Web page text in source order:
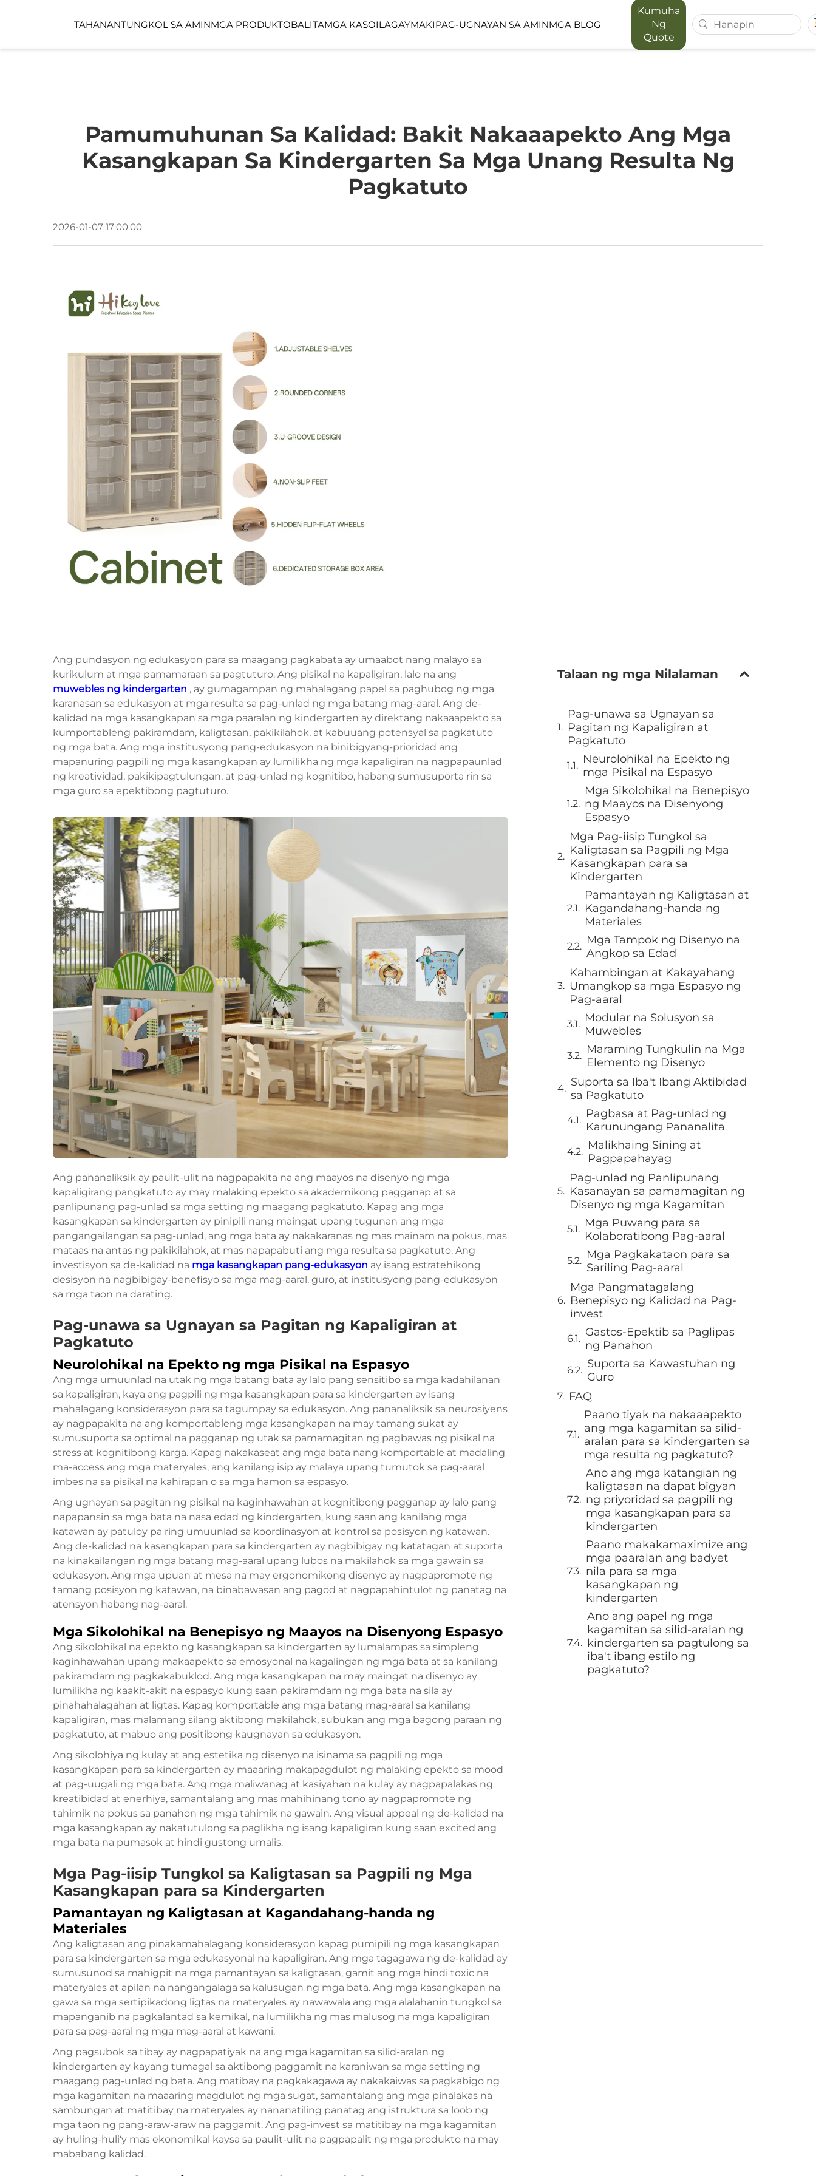
TAHANANTUNGKOL SA AMINMGA PRODUKTO
FUNCTION SPACE
BALITAMGA KASOILAGAYMAKIPAG-UGNAYAN SA AMINMGA BLOG
Kumuha
Ng
Quote
Pamumuhunan Sa Kalidad: Bakit Nakaaapekto Ang Mga
Kasangkapan Sa Kindergarten Sa Mga Unang Resulta Ng
Pagkatuto
2026-01-07 17:00:00
Ang pundasyon ng edukasyon para sa maagang pagkabata ay umaabot nang malayo sa
kurikulum at mga pamamaraan sa pagtuturo. Ang pisikal na kapaligiran, lalo na ang
muwebles ng kindergarten , ay gumagampan ng mahalagang papel sa paghubog ng mga
karanasan sa edukasyon at mga resulta sa pag-unlad ng mga batang mag-aaral. Ang de-
kalidad na mga kasangkapan sa mga paaralan ng kindergarten ay direktang nakaaapekto sa
kumportableng pakiramdam, kaligtasan, pakikilahok, at kabuuang potensyal sa pagkatuto
ng mga bata. Ang mga institusyong pang-edukasyon na binibigyang-prioridad ang
mapanuring pagpili ng mga kasangkapan ay lumilikha ng mga kapaligiran na nagpapaunlad
ng kreatividad, pakikipagtulungan, at pag-unlad ng kognitibo, habang sumusuporta rin sa
mga guro sa epektibong pagtuturo.
Ang pananaliksik ay paulit-ulit na nagpapakita na ang maayos na disenyo ng mga
kapaligirang pangkatuto ay may malaking epekto sa akademikong pagganap at sa
panlipunang pag-unlad sa mga setting ng maagang pagkatuto. Kapag ang mga
kasangkapan sa kindergarten ay pinipili nang maingat upang tugunan ang mga
pangangailangan sa pag-unlad, ang mga bata ay nakakaranas ng mas mainam na pokus, mas
mataas na antas ng pakikilahok, at mas napapabuti ang mga resulta sa pagkatuto. Ang
investisyon sa de-kalidad na mga kasangkapan pang-edukasyon ay isang estratehikong
desisyon na nagbibigay-benefisyo sa mga mag-aaral, guro, at institusyong pang-edukasyon
sa mga taon na darating.
Pag-unawa sa Ugnayan sa Pagitan ng Kapaligiran at
Pagkatuto
Neurolohikal na Epekto ng mga Pisikal na Espasyo
Ang mga umuunlad na utak ng mga batang bata ay lalo pang sensitibo sa mga kadahilanan
sa kapaligiran, kaya ang pagpili ng mga kasangkapan para sa kindergarten ay isang
mahalagang konsiderasyon para sa tagumpay sa edukasyon. Ang pananaliksik sa neurosiyens
ay nagpapakita na ang komportableng mga kasangkapan na may tamang sukat ay
sumusuporta sa optimal na pagganap ng utak sa pamamagitan ng pagbawas ng pisikal na
stress at kognitibong karga. Kapag nakakaseat ang mga bata nang komportable at madaling
ma-access ang mga materyales, ang kanilang isip ay malaya upang tumutok sa pag-aaral
imbes na sa pisikal na kahirapan o sa mga hamon sa espasyo.
Ang ugnayan sa pagitan ng pisikal na kaginhawahan at kognitibong pagganap ay lalo pang
napapansin sa mga bata na nasa edad ng kindergarten, kung saan ang kanilang mga
katawan ay patuloy pa ring umuunlad sa koordinasyon at kontrol sa posisyon ng katawan.
Ang de-kalidad na kasangkapan para sa kindergarten ay nagbibigay ng katatagan at suporta
na kinakailangan ng mga batang mag-aaral upang lubos na makilahok sa mga gawain sa
edukasyon. Ang mga upuan at mesa na may ergonomikong disenyo ay nagpapromote ng
tamang posisyon ng katawan, na binabawasan ang pagod at nagpapahintulot ng panatag na
atensyon habang nag-aaral.
Mga Sikolohikal na Benepisyo ng Maayos na Disenyong Espasyo
Ang sikolohikal na epekto ng kasangkapan sa kindergarten ay lumalampas sa simpleng
kaginhawahan upang makaapekto sa emosyonal na kagalingan ng mga bata at sa kanilang
pakiramdam ng pagkakabuklod. Ang mga kasangkapan na may maingat na disenyo ay
lumilikha ng kaakit-akit na espasyo kung saan pakiramdam ng mga bata na sila ay
pinahahalagahan at ligtas. Kapag komportable ang mga batang mag-aaral sa kanilang
kapaligiran, mas malamang silang aktibong makilahok, subukan ang mga bagong paraan ng
pagkatuto, at mabuo ang positibong kaugnayan sa edukasyon.
Ang sikolohiya ng kulay at ang estetika ng disenyo na isinama sa pagpili ng mga
kasangkapan para sa kindergarten ay maaaring makapagdulot ng malaking epekto sa mood
at pag-uugali ng mga bata. Ang mga maliwanag at kasiyahan na kulay ay nagpapalakas ng
kreatibidad at enerhiya, samantalang ang mas mahihinang tono ay nagpapromote ng
tahimik na pokus sa panahon ng mga tahimik na gawain. Ang visual appeal ng de-kalidad na
mga kasangkapan ay nakatutulong sa paglikha ng isang kapaligiran kung saan excited ang
mga bata na pumasok at hindi gustong umalis.
Mga Pag-iisip Tungkol sa Kaligtasan sa Pagpili ng Mga
Kasangkapan para sa Kindergarten
Pamantayan ng Kaligtasan at Kagandahang-handa ng
Materiales
Ang kaligtasan ang pinakamahalagang konsiderasyon kapag pumipili ng mga kasangkapan
para sa kindergarten sa mga edukasyonal na kapaligiran. Ang mga tagagawa ng de-kalidad ay
sumusunod sa mahigpit na mga pamantayan sa kaligtasan, gamit ang mga hindi toxic na
materyales at apilan na nangangalaga sa kalusugan ng mga bata. Ang mga kasangkapan na
gawa sa mga sertipikadong ligtas na materyales ay nawawala ang mga alalahanin tungkol sa
mapanganib na pagkalantad sa kemikal, na lumilikha ng mas malusog na mga kapaligiran
para sa pag-aaral ng mga mag-aaral at kawani.
Ang pagsubok sa tibay ay nagpapatiyak na ang mga kagamitan sa silid-aralan ng
kindergarten ay kayang tumagal sa aktibong paggamit na karaniwan sa mga setting ng
maagang pag-unlad ng bata. Ang matibay na pagkakagawa ay nakakaiwas sa pagkabigo ng
mga kagamitan na maaaring magdulot ng mga sugat, samantalang ang mga pinalakas na
sambungan at matitibay na materyales ay nananatiling panatag ang istruktura sa loob ng
mga taon ng pang-araw-araw na paggamit. Ang pag-invest sa matitibay na mga kagamitan
ay huling-huli'y mas ekonomikal kaysa sa paulit-ulit na pagpapalit ng mga produkto na may
mababang kalidad.
Talaan ng mga Nilalaman
Pag-unawa sa Ugnayan sa
Pagitan ng Kapaligiran at
Pagkatuto
Neurolohikal na Epekto ng
mga Pisikal na Espasyo
Mga Sikolohikal na Benepisyo
ng Maayos na Disenyong
Espasyo
Mga Pag-iisip Tungkol sa
Kaligtasan sa Pagpili ng Mga
Kasangkapan para sa
Kindergarten
Pamantayan ng Kaligtasan at
Kagandahang-handa ng
Materiales
Mga Tampok ng Disenyo na
Angkop sa Edad
Kahambingan at Kakayahang
Umangkop sa mga Espasyo ng
Pag-aaral
Modular na Solusyon sa
Muwebles
Maraming Tungkulin na Mga
Elemento ng Disenyo
Suporta sa Iba't Ibang Aktibidad
sa Pagkatuto
Pagbasa at Pag-unlad ng
Karunungang Pananalita
Malikhaing Sining at
Pagpapahayag
Pag-unlad ng Panlipunang
Kasanayan sa pamamagitan ng
Disenyo ng mga Kagamitan
Mga Puwang para sa
Kolaboratibong Pag-aaral
Mga Pagkakataon para sa
Sariling Pag-aaral
Mga Pangmatagalang
Benepisyo ng Kalidad na Pag-
invest
Gastos-Epektib sa Paglipas
ng Panahon
Suporta sa Kawastuhan ng
Guro
FAQ
Paano tiyak na nakaaapekto
ang mga kagamitan sa silid-
aralan para sa kindergarten sa
mga resulta ng pagkatuto?
Ano ang mga katangian ng
kaligtasan na dapat bigyan
ng priyoridad sa pagpili ng
mga kasangkapan para sa
kindergarten
Paano makakamaximize ang
mga paaralan ang badyet
nila para sa mga
kasangkapan ng
kindergarten
Ano ang papel ng mga
kagamitan sa silid-aralan ng
kindergarten sa pagtulong sa
iba't ibang estilo ng
pagkatuto?